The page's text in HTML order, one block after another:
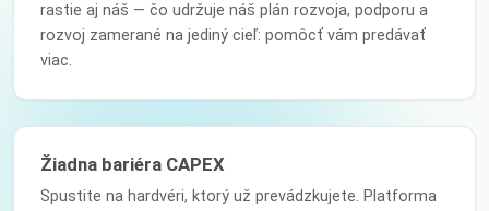
rastie aj náš — čo udržuje náš plán rozvoja, podporu a
rozvoj zamerané na jediný cieľ: pomôcť vám predávať
viac.
Žiadna bariéra CAPEX
Spustite na hardvéri, ktorý už prevádzkujete. Platforma